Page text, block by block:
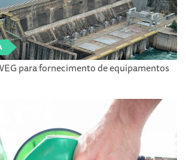
para fornecimento de equipamentos